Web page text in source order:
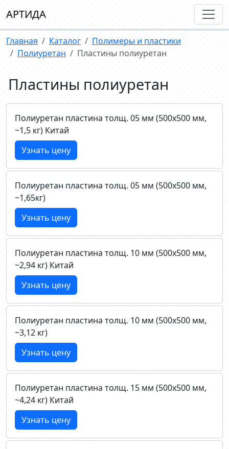
АРТИДА
Главная Каталог
Полимеры и пластики
Полиуретан
Пластины полиуретан
Пластины полиуретан
Полиуретан пластина толщ. 05 мм (500х500 мм,
~1,5 кг) Китай
Узнать цену
Полиуретан пластина толщ. 05 мм (500х500 мм,
~1,65кг)
Узнать цену
Полиуретан пластина толщ. 10 мм (500х500 мм,
~2,94 кг) Китай
Узнать цену
Полиуретан пластина толщ. 10 мм (500х500 мм,
~3,12 кг)
Узнать цену
Полиуретан пластина толщ. 15 мм (500х500 мм,
~4,24 кг) Китай
Узнать цену